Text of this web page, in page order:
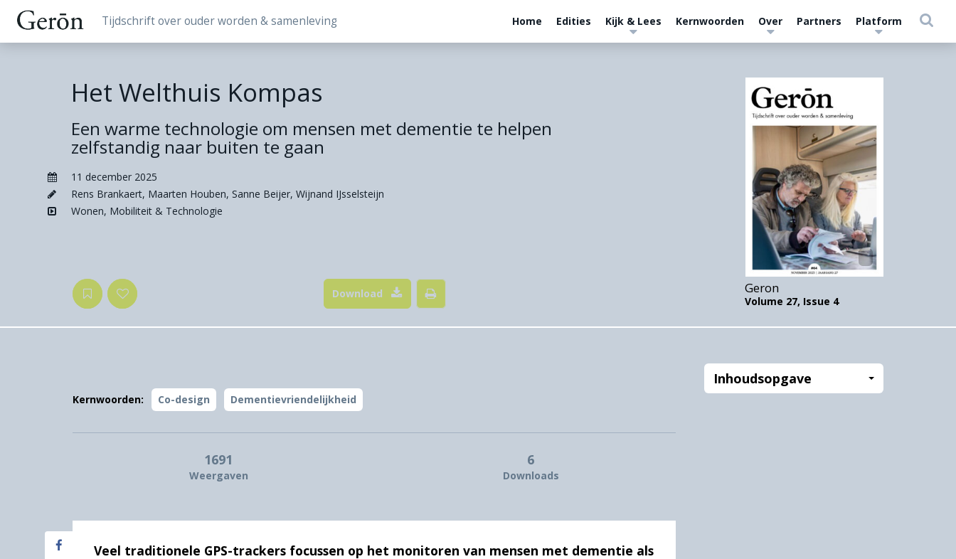
Tijdschrift over ouder worden & samenleving Home Edities Kijk & Lees Kernwoorden Over Partners Platform
Het Welthuis Kompas
Een warme technologie om mensen met dementie te helpen
zelfstandig naar buiten te gaan
11 december 2025
Rens Brankaert, Maarten Houben, Sanne Beijer, Wijnand IJsselsteijn
Wonen, Mobiliteit & Technologie
Download Geron
Volume 27, Issue 4
Kernwoorden: Co-design Dementievriendelijkheid
1691
Weergaven
6
Downloads
Inhoudsopgave
Veel traditionele GPS-trackers focussen op het monitoren van mensen met dementie als